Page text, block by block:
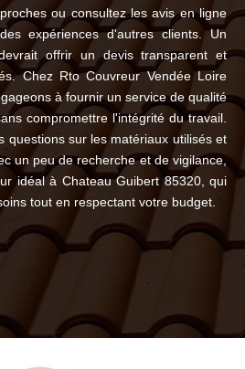
ou consultez les avis en ligne
expériences d'autres clients. Un
offrir un devis transparent et
Chez Rto Couvreur Vendée Loire
à fournir un service de qualité
compromettre l'intégrité du travail.
questions sur les matériaux utilisés et
un peu de recherche et de vigilance,
idéal à Chateau Guibert 85320, qui
tout en respectant votre budget.